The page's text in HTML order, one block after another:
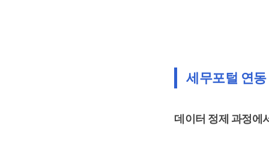
세무포털 연
데이터 정제 과정에